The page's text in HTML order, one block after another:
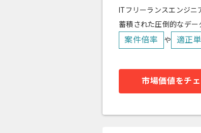
ITフリーランスエンジニ
蓄積された圧倒的なデー
案件倍率 や 適正
市場価値をチ